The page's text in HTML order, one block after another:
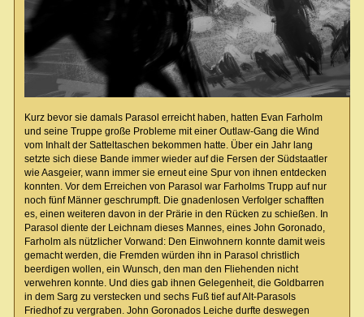
Kurz bevor sie damals Parasol erreicht haben, hatten Evan Farholm
und seine Truppe große Probleme mit einer Outlaw-Gang die Wind
vom Inhalt der Satteltaschen bekommen hatte. Über ein Jahr lang
setzte sich diese Bande immer wieder auf die Fersen der Südstaatler
wie Aasgeier, wann immer sie erneut eine Spur von ihnen entdecken
konnten. Vor dem Erreichen von Parasol war Farholms Trupp auf nur
noch fünf Männer geschrumpft. Die gnadenlosen Verfolger schafften
es, einen weiteren davon in der Prärie in den Rücken zu schießen. In
Parasol diente der Leichnam dieses Mannes, eines John Goronado,
Farholm als nützlicher Vorwand: Den Einwohnern konnte damit weis
gemacht werden, die Fremden würden ihn in Parasol christlich
beerdigen wollen, ein Wunsch, den man den Fliehenden nicht
verwehren konnte. Und dies gab ihnen Gelegenheit, die Goldbarren
in dem Sarg zu verstecken und sechs Fuß tief auf Alt-Parasols
Friedhof zu vergraben. John Goronados Leiche durfte deswegen